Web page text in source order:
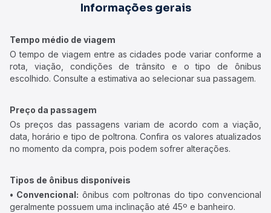
Informações gerais
Tempo médio de viagem
O tempo de viagem entre as cidades pode variar conforme a
rota, viação, condições de trânsito e o tipo de ônibus
escolhido. Consulte a estimativa ao selecionar sua passagem.
Preço da passagem
Os preços das passagens variam de acordo com a viação,
data, horário e tipo de poltrona. Confira os valores atualizados
no momento da compra, pois podem sofrer alterações.
Tipos de ônibus disponíveis
• Convencional: ônibus com poltronas do tipo convencional
geralmente possuem uma inclinação até 45º e banheiro.